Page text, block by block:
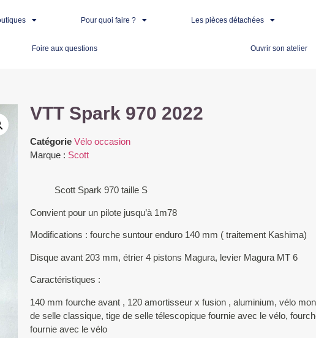
Pour quoi faire ? Les pièces détachées
Foire aux questions Ouvrir son atelier
VTT Spark 970 2022
Catégorie Vélo occasion
Marque : Scott
Scott Spark 970 taille S
Convient pour un pilote jusqu’à 1m78
Modifications : fourche suntour enduro 140 mm ( traitement Kashima)
Disque avant 203 mm, étrier 4 pistons Magura, levier Magura MT 6
Caractéristiques :
140 mm fourche avant , 120 amortisseur x fusion , aluminium, vélo
de selle classique, tige de selle télescopique fournie avec le vélo,
fournie avec le vélo